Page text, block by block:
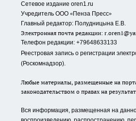
Сетевое издание oren1.ru
Учредитель ООО «Пенза Пресс»
Главный редактор: Полудницына Е.В.
Электронная почта редакции:
Телефон редакции: +79648633133
Реестровая запись о регистрации
(Роскомнадзор).
Любые материалы, размещенные на
законодательством о правах на
Вся информация, размещенная на